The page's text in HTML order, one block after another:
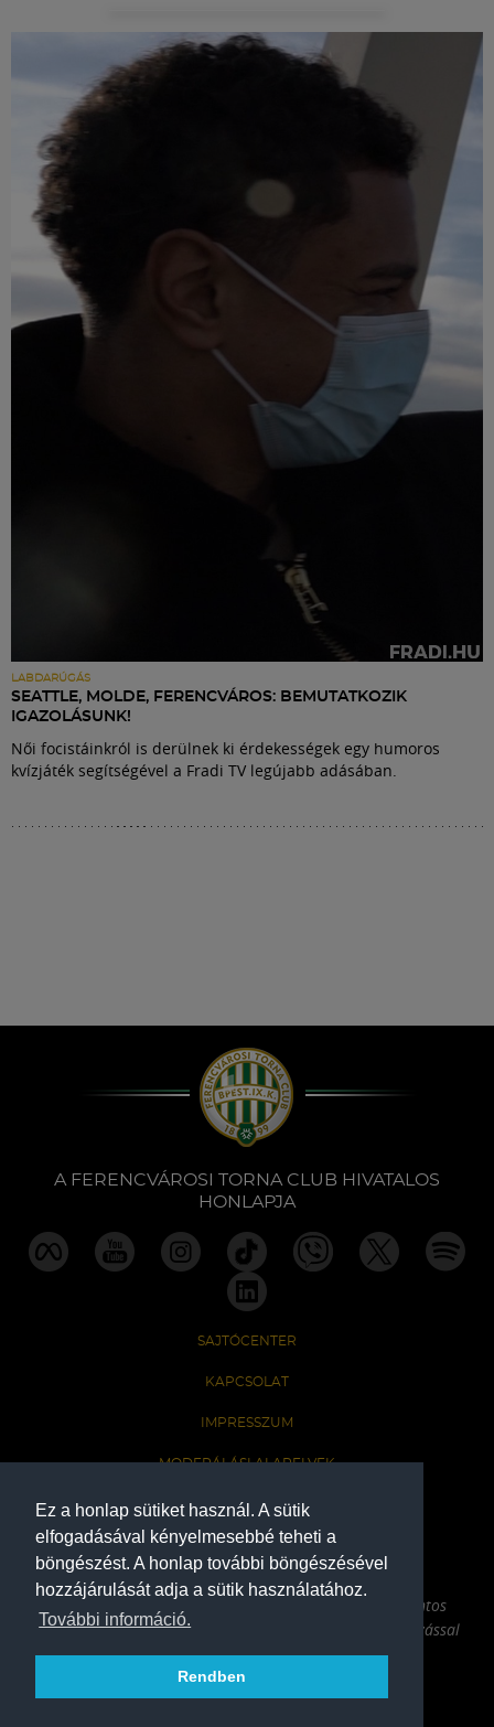
Ez a honlap sütiket használ. A sütik
elfogadásával kényelmesebbé teheti a
böngészést. A honlap további böngészésével
hozzájárulását adja a sütik használatához.
További információ.
Rendben
LABDARÚGÁS
SEATTLE, MOLDE, FERENCVÁROS: BEMUTATKOZIK
IGAZOLÁSUNK!
Női focistáinkról is derülnek ki érdekességek egy humoros
kvízjáték segítségével a Fradi TV legújabb adásában.
A FERENCVÁROSI TORNA CLUB HIVATALOS
HONLAPJA
SAJTÓCENTER
KAPCSOLAT
IMPRESSZUM
MODERÁLÁSI ALAPELVEK
HONLAP ADATKEZELÉSI TÁJÉKOZTATÓ
A Ferencvárosi Torna Club hivatalos honlapja
Az oldalon található írott és képi anyagok csak a forrás pontos
megjelölésével, internetes felhasználás esetén aktív hivatkozással
használhatóak fel.